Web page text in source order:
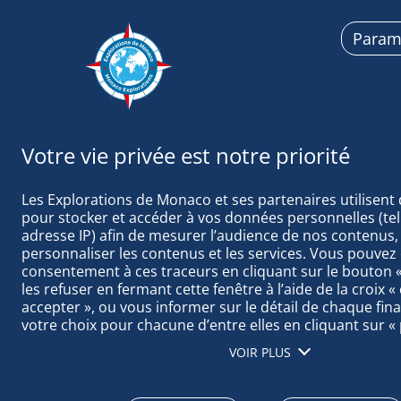
Les Explorations de Monaco et ses partenaires utilisent
pour stocker et accéder à vos données personnelles
adresse IP) afin de mesurer l’audience de nos
personnaliser les contenus et les services. Vous
consentement à ces traceurs en cliquant sur le bouton
les refuser en fermant cette fenêtre à l’aide de la croix
accepter », ou vous informer sur le détail de chaque
votre choix pour chacune d’entre elles en cliquant sur
cliquant sur « tout accepter », vous acceptez que nous
informations stockées sur votre terminal afin d’obtenir
sécurité, prévenir la fraude et déboguer, diffuser
VOIR PLUS
BIOGRAPHIE